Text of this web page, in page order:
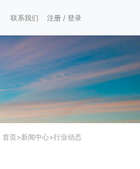
联系我们 注册 / 登录
首页>新闻中心>行业动态